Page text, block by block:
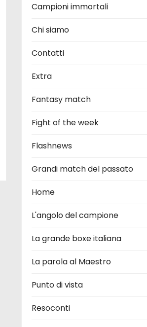
Campioni immortali
Chi siamo
Contatti
Extra
Fantasy match
Fight of the week
Flashnews
Grandi match del passato
Home
L'angolo del campione
La grande boxe italiana
La parola al Maestro
Punto di vista
Resoconti